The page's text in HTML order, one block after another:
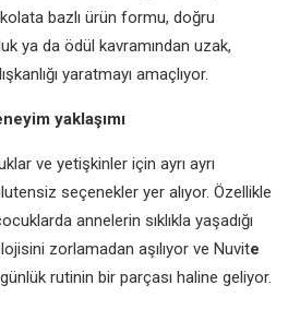
bazlı ürün formu, doğru
ya da ödül kavramından uzak,
yaratmayı amaçlıyor.
yaklaşımı
ve yetişkinler için ayrı ayrı
seçenekler yer alıyor. Özellikle
annelerin sıklıkla yaşadığı
zorlamadan aşılıyor ve Nuvite
rutinin bir parçası haline geliyor.